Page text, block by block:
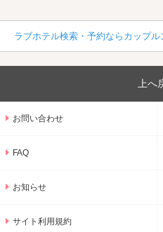
ラブホテル検索・予約ならカップル
上へ
お問い合わせ
FAQ
お知らせ
サイト利用規約